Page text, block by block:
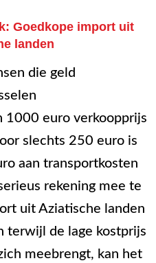
Goedkope import uit
landen
1000 euro verkoopprijs
slechts 250 euro is
aan transportkosten
rekening mee te
uit Aziatische landen
terwijl de lage kostprijs
meebrengt, kan het